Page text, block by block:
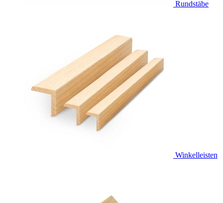
Rundstäbe
Winkelleisten